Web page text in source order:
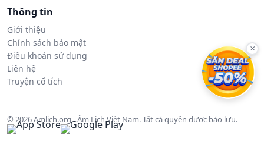
Thông tin
Giới thiệu
Chính sách bảo mật
Điều khoản sử dụng
Liên hệ
Truyện cổ tích
© 2026 Amlich.org - Âm Lịch Việt Nam. Tất cả quyền được bảo lưu.
×